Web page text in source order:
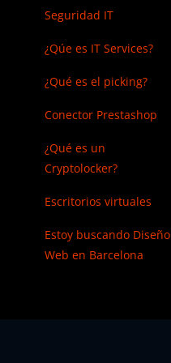
Seguridad IT
¿Qúe es IT Services?
¿Qué es el picking?
Conector Prestashop
¿Qué es un
Cryptolocker?
Escritorios virtuales
Estoy buscando Diseño
Web en Barcelona